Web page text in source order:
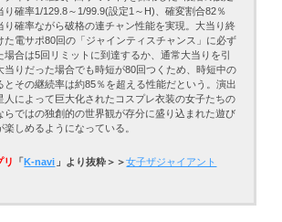
り確率1/129.8～1/99.9(設定1～H)、確変割合82％
り確率ながら破格の連チャン性能を実現。大当り終
た電サポ80回の「ジャインティスチャンス」に必ず
場合は5回リミットに到達するか、通常大当りを引
当りだった場合でも時短が80回つくため、時短中の
とその継続率は約85％を超える性能だという。演出
人によって巨大化されたコスプレ衣装の女子たちの
らではの独創的の世界観が存分に盛り込まれた遊び
しめるようになっている。
「 K-navi 」より抜粋＞＞女子ザジャイアント